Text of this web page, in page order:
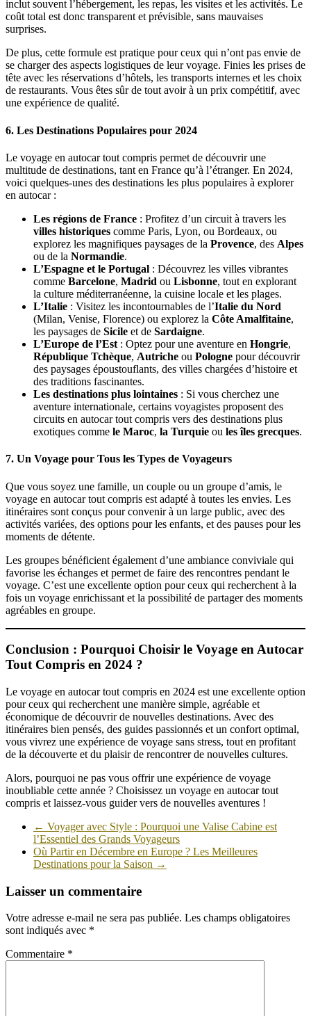
inclut souvent l’hébergement, les repas, les visites et les activités. Le
coût total est donc transparent et prévisible, sans mauvaises
surprises.
De plus, cette formule est pratique pour ceux qui n’ont pas envie de
se charger des aspects logistiques de leur voyage. Finies les prises de
tête avec les réservations d’hôtels, les transports internes et les choix
de restaurants. Vous êtes sûr de tout avoir à un prix compétitif, avec
une expérience de qualité.
6. Les Destinations Populaires pour 2024
Le voyage en autocar tout compris permet de découvrir une
multitude de destinations, tant en France qu’à l’étranger. En 2024,
voici quelques-unes des destinations les plus populaires à explorer
en autocar :
Les régions de France : Profitez d’un circuit à travers les
villes historiques comme Paris, Lyon, ou Bordeaux, ou
explorez les magnifiques paysages de la Provence, des Alpes
ou de la Normandie.
L’Espagne et le Portugal : Découvrez les villes vibrantes
comme Barcelone, Madrid ou Lisbonne, tout en explorant
la culture méditerranéenne, la cuisine locale et les plages.
L’Italie : Visitez les incontournables de l’Italie du Nord
(Milan, Venise, Florence) ou explorez la Côte Amalfitaine,
les paysages de Sicile et de Sardaigne.
L’Europe de l’Est : Optez pour une aventure en Hongrie,
République Tchèque, Autriche ou Pologne pour découvrir
des paysages époustouflants, des villes chargées d’histoire et
des traditions fascinantes.
Les destinations plus lointaines : Si vous cherchez une
aventure internationale, certains voyagistes proposent des
circuits en autocar tout compris vers des destinations plus
exotiques comme le Maroc, la Turquie ou les îles grecques.
7. Un Voyage pour Tous les Types de Voyageurs
Que vous soyez une famille, un couple ou un groupe d’amis, le
voyage en autocar tout compris est adapté à toutes les envies. Les
itinéraires sont conçus pour convenir à un large public, avec des
activités variées, des options pour les enfants, et des pauses pour les
moments de détente.
Les groupes bénéficient également d’une ambiance conviviale qui
favorise les échanges et permet de faire des rencontres pendant le
voyage. C’est une excellente option pour ceux qui recherchent à la
fois un voyage enrichissant et la possibilité de partager des moments
agréables en groupe.
Conclusion : Pourquoi Choisir le Voyage en Autocar
Tout Compris en 2024 ?
Le voyage en autocar tout compris en 2024 est une excellente option
pour ceux qui recherchent une manière simple, agréable et
économique de découvrir de nouvelles destinations. Avec des
itinéraires bien pensés, des guides passionnés et un confort optimal,
vous vivrez une expérience de voyage sans stress, tout en profitant
de la découverte et du plaisir de rencontrer de nouvelles cultures.
Alors, pourquoi ne pas vous offrir une expérience de voyage
inoubliable cette année ? Choisissez un voyage en autocar tout
compris et laissez-vous guider vers de nouvelles aventures !
← Voyager avec Style : Pourquoi une Valise Cabine est
l’Essentiel des Grands Voyageurs
Où Partir en Décembre en Europe ? Les Meilleures
Destinations pour la Saison →
Laisser un commentaire
Votre adresse e-mail ne sera pas publiée. Les champs obligatoires
sont indiqués avec *
Commentaire *